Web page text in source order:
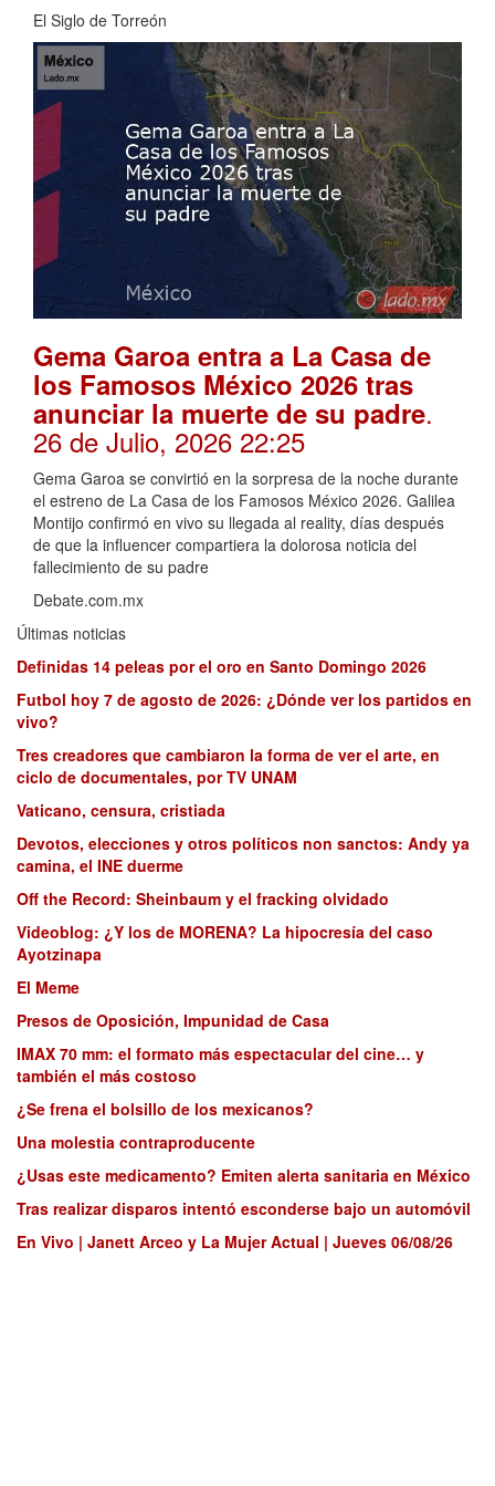
El Siglo de Torreón
Gema Garoa entra a La Casa de
los Famosos México 2026 tras
anunciar la muerte de su padre.
26 de Julio, 2026 22:25
Gema Garoa se convirtió en la sorpresa de la noche durante
el estreno de La Casa de los Famosos México 2026. Galilea
Montijo confirmó en vivo su llegada al reality, días después
de que la influencer compartiera la dolorosa noticia del
fallecimiento de su padre
Debate.com.mx
Últimas noticias
Definidas 14 peleas por el oro en Santo Domingo 2026
Futbol hoy 7 de agosto de 2026: ¿Dónde ver los partidos en
vivo?
Tres creadores que cambiaron la forma de ver el arte, en
ciclo de documentales, por TV UNAM
Vaticano, censura, cristiada
Devotos, elecciones y otros políticos non sanctos: Andy ya
camina, el INE duerme
Off the Record: Sheinbaum y el fracking olvidado
Videoblog: ¿Y los de MORENA? La hipocresía del caso
Ayotzinapa
El Meme
Presos de Oposición, Impunidad de Casa
IMAX 70 mm: el formato más espectacular del cine… y
también el más costoso
¿Se frena el bolsillo de los mexicanos?
Una molestia contraproducente
¿Usas este medicamento? Emiten alerta sanitaria en México
Tras realizar disparos intentó esconderse bajo un automóvil
En Vivo | Janett Arceo y La Mujer Actual | Jueves 06/08/26